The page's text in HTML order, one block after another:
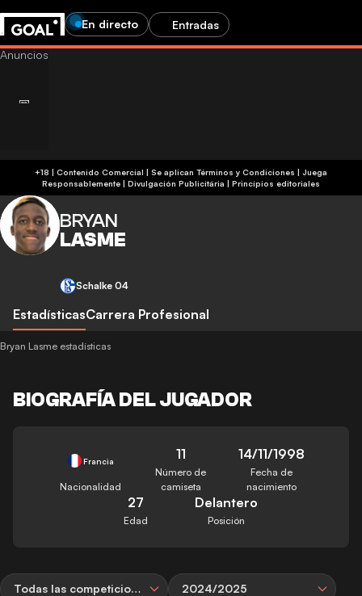
En directo Entradas
+18 | Contenido Comercial | Se aplican Términos y Condiciones | Juega
Responsablemente | Divulgación Publicitária | Principios editoriales
BRYAN
LASME
Schalke 04
EstadísticasCarrera Profesional
Bryan Lasme estadísticas
BIOGRAFÍA DEL JUGADOR
Francia
Nacionalidad
11
Número de
camiseta
14/11/1998
Fecha de
nacimiento
27
Edad
Delantero
Posición
Todas las competiciones 2024/2025